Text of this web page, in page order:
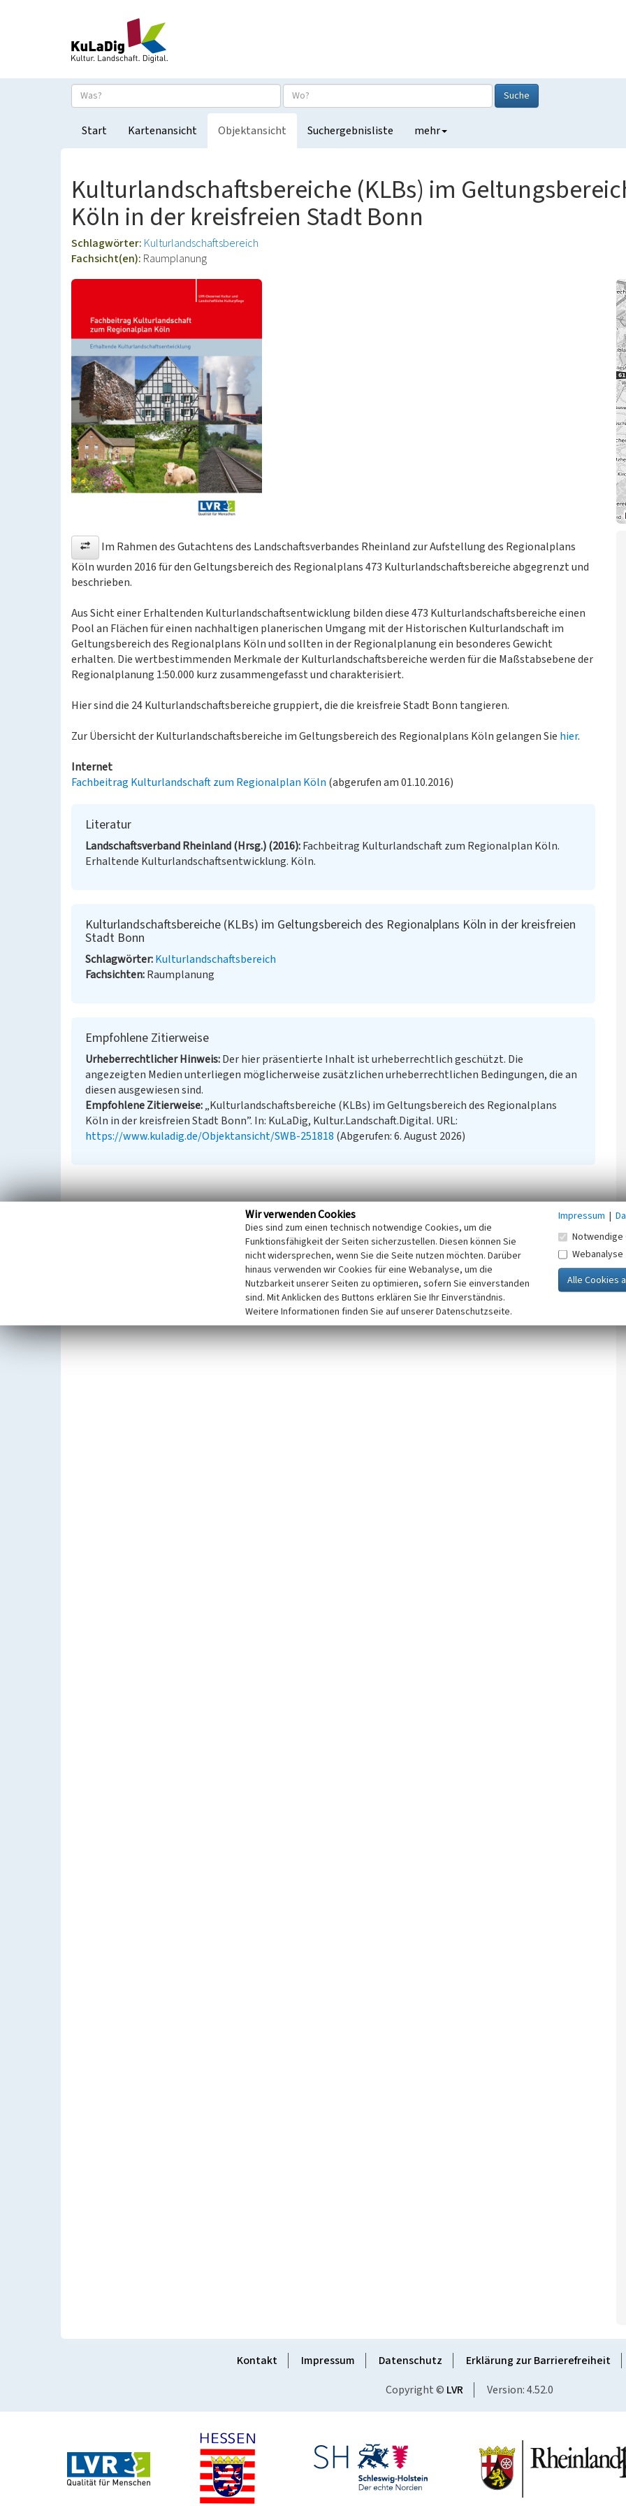
Suche
Start Kartenansicht Objektansicht Suchergebnisliste mehr
Kulturlandschaftsbereiche (KLBs) im
Köln in der kreisfreien Stadt Bonn
Schlagwörter: Kulturlandschaftsbereich
Fachsicht(en): Raumplanung
Im Rahmen des Gutachtens des Landschaftsverbandes Rheinland zur Aufstellung des Regionalplans
Köln wurden 2016 für den Geltungsbereich des Regionalplans 473 Kulturlandschaftsbereiche abgegrenzt und
beschrieben.
Aus Sicht einer Erhaltenden Kulturlandschaftsentwicklung bilden diese 473 Kulturlandschaftsbereiche einen
Pool an Flächen für einen nachhaltigen planerischen Umgang mit der Historischen Kulturlandschaft im
Geltungsbereich des Regionalplans Köln und sollten in der Regionalplanung ein besonderes Gewicht
erhalten. Die wertbestimmenden Merkmale der Kulturlandschaftsbereiche werden für die Maßstabsebene der
Regionalplanung 1:50.000 kurz zusammengefasst und charakterisiert.
Hier sind die 24 Kulturlandschaftsbereiche gruppiert, die die kreisfreie Stadt Bonn tangieren.
Zur Übersicht der Kulturlandschaftsbereiche im Geltungsbereich des Regionalplans Köln gelangen Sie hier.
Internet
Fachbeitrag Kulturlandschaft zum Regionalplan Köln (abgerufen am 01.10.2016)
Literatur
Landschaftsverband Rheinland (Hrsg.) (2016) Fachbeitrag Kulturlandschaft zum Regionalplan Köln.
Erhaltende Kulturlandschaftsentwicklung. Köln.
Kulturlandschaftsbereiche (KLBs) im Geltungsbereich des Regionalplans Köln in der kreisfreien
Stadt Bonn
Schlagwörter Kulturlandschaftsbereich
Fachsichten Raumplanung
Empfohlene Zitierweise
Urheberrechtlicher Hinweis Der hier präsentierte Inhalt ist urheberrechtlich geschützt. Die
angezeigten Medien unterliegen möglicherweise zusätzlichen urheberrechtlichen Bedingungen, die an
diesen ausgewiesen sind.
Empfohlene Zitierweise „Kulturlandschaftsbereiche (KLBs) im Geltungsbereich des Regionalplans
Köln in der kreisfreien Stadt Bonn”. In: KuLaDig, Kultur.Landschaft.Digital. URL:
https://www.kuladig.de/Objektansicht/SWB-251818 (Abgerufen: 6. August 2026)
Kontakt Impressum Datenschutz
Erklärung zur Barrierefreiheit
Copyright © LVR Version: 4.52.0
Wir verwenden Cookies
Dies sind zum einen technisch notwendige Cookies, um die
Funktionsfähigkeit der Seiten sicherzustellen. Diesen können Sie
nicht widersprechen, wenn Sie die Seite nutzen möchten. Darüber
hinaus verwenden wir Cookies für eine Webanalyse, um die
Nutzbarkeit unserer Seiten zu optimieren, sofern Sie einverstanden
sind. Mit Anklicken des Buttons erklären Sie Ihr Einverständnis.
Weitere Informationen finden Sie auf unserer Datenschutzseite.
Impressum |
Notwendige
Webanalyse